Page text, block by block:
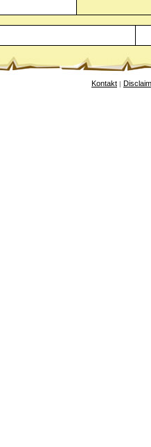
Kontakt |